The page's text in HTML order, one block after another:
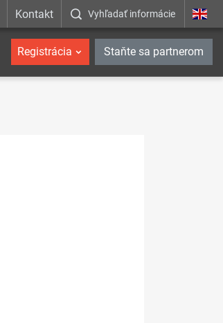
Kontakt Vyhľadať informácie
Registrácia Staňte sa partnerom